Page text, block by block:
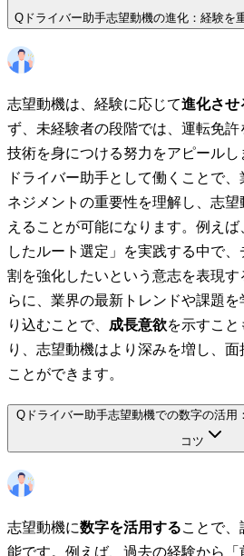
Q ドライバー助手志望動機の進化：経験を
志望動機は、経験に応じて進化させ
ず、未経験者の段階では、運転免
技術を身につける努力をアピール
ドライバー助手として働くことで
ネジメントの重要性を理解し、志
えることが可能になります。例え
したルート選定」を実践する中で
割を強化したいという意志を表現す
らに、業界の最新トレンドや課題
り込むことで、 成長意欲を示すこと
り、志望動機はより深みを増し、
ことができます。
Qドライバー助手志望動機での数字の活用
コツ
志望動機に数字を活用することで
能です。例えば、過去の経験から